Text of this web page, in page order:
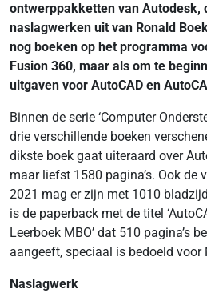
ontwerppakketten van Autodesk,
naslagwerken uit van Ronald
nog boeken op het programma
Fusion 360, maar als om te
uitgaven voor AutoCAD en
Binnen de serie ‘Computer
drie verschillende boeken
dikste boek gaat uiteraard over
maar liefst 1580 pagina’s. Ook de
2021 mag er zijn met 1010
is de paperback met de titel
Leerboek MBO’ dat 510 pagina’s
aangeeft, speciaal is bedoeld voor
Naslagwerk